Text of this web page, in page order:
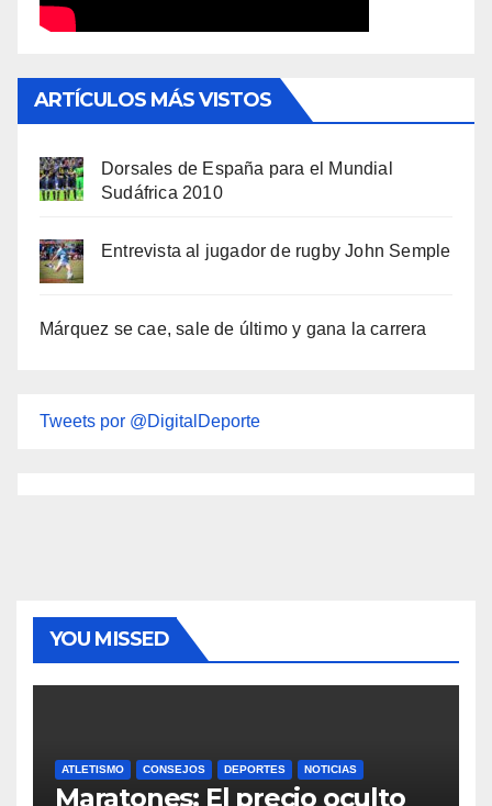
ARTÍCULOS MÁS VISTOS
Dorsales de España para el Mundial
Sudáfrica 2010
Entrevista al jugador de rugby John Semple
Márquez se cae, sale de último y gana la carrera
Tweets por @DigitalDeporte
YOU MISSED
ATLETISMO CONSEJOS DEPORTES NOTICIAS
Maratones: El precio oculto